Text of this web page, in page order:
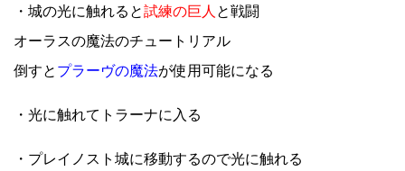
・城の光に触れると試練の巨人 と戦闘
オーラスの魔法のチュートリアル
倒すと プラーヴの魔法が使用可能になる
・光に触れてトラーナに入る
・プレイノスト城に移動するので光に触れる